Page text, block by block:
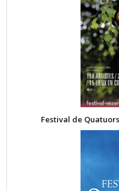
Festival de